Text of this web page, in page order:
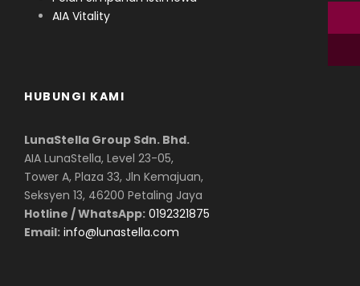
AIA Vitality
HUBUNGI KAMI
LunaStella Group Sdn. Bhd.
AIA LunaStella, Level 23-05,
Tower A, Plaza 33, Jln Kemajuan,
Seksyen 13, 46200 Petaling Jaya
Hotline / WhatsApp: 0192321875
Email: info@lunastella.com